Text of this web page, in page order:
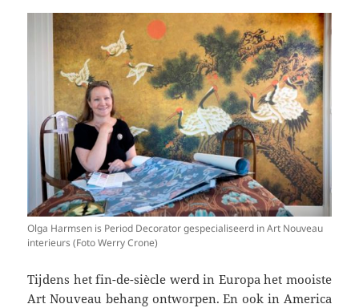
Olga Harmsen is Period Decorator gespecialiseerd in Art Nouveau
interieurs (Foto Werry Crone)
Tijdens het fin-de-siècle werd in Europa het mooiste
Art Nouveau behang ontworpen. En ook in America